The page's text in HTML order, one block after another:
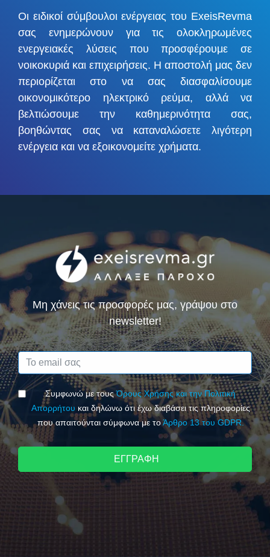
Οι ειδικοί σύμβουλοι ενέργειας του ExeisRevma
σας ενημερώνουν για τις ολοκληρωμένες
ενεργειακές λύσεις που προσφέρουμε σε
νοικοκυριά και επιχειρήσεις. Η αποστολή μας δεν
περιορίζεται στο να σας διασφαλίσουμε
οικονομικότερο ηλεκτρικό ρεύμα, αλλά να
βελτιώσουμε την καθημερινότητα σας,
βοηθώντας σας να καταναλώσετε λιγότερη
ενέργεια και να εξοικονομείτε χρήματα.
Μη χάνεις τις προσφορές μας, γράψου στο
newsletter!
Συμφωνώ με τουςΌρους Χρήσης και την Πολιτική
Απορρήτου και δηλώνω ότι έχω διαβάσει τις πληροφορίες
που απαιτούνται σύμφωνα με τοΆρθρο 13 του GDPR.
ΕΓΓΡΑΦΗ